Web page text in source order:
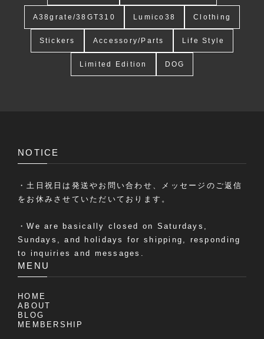
A38grate/38GT310 Lumico38 Clothing
Stickers Accessory/Parts Life Style
Limited Edition DOG
NOTICE
・土日祝日は発送やお問い合わせ、メッセージのご返信
をお休みさせていただいております。
・We are basically closed on Saturdays,
Sundays, and holidays for shipping, responding
to inquiries and messages.
MENU
HOME
ABOUT
BLOG
MEMBERSHIP